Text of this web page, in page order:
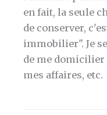
en fait, la seule
de conserver,
immobilier". Je
de me domicilier
mes affaires, etc.